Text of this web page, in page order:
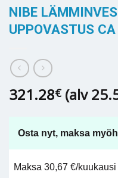
NIBE
UPPOVASTUS
321.28€ (alv
Osta nyt, maksa
Maksa 30,67 €/